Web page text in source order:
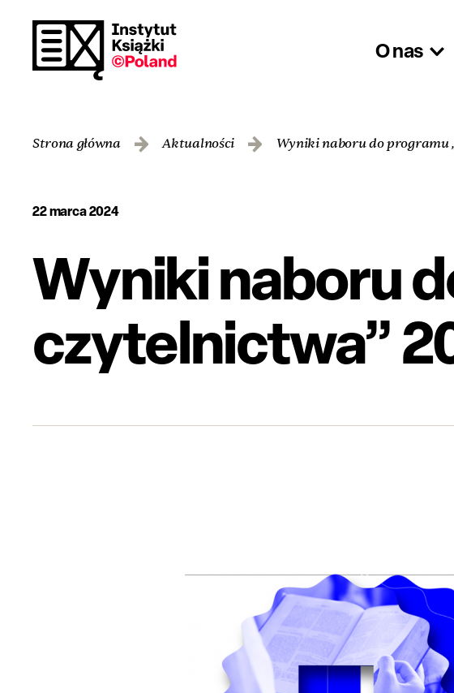
O nas
Strona główna Aktualności Wyniki naboru do programu
22 marca 2024
Wyniki naboru
czytelnictwa”